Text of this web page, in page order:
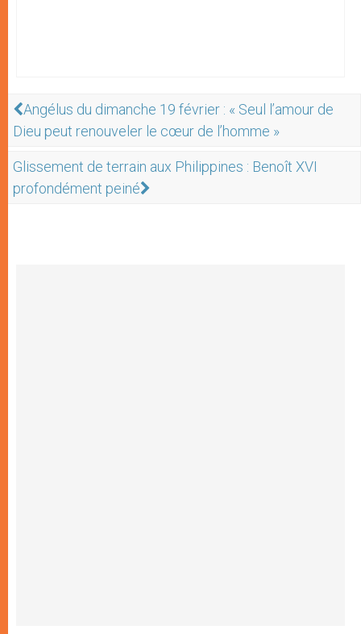
Angélus du dimanche 19 février : « Seul l’amour de
Dieu peut renouveler le cœur de l’homme »
Glissement de terrain aux Philippines : Benoît XVI
profondément peiné